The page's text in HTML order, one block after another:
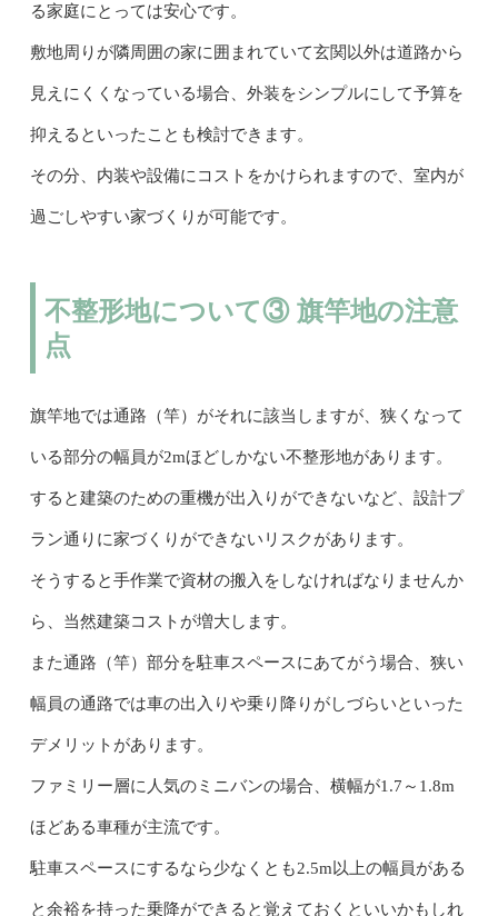
る家庭にとっては安心です。
敷地周りが隣周囲の家に囲まれていて玄関以外は道路から
見えにくくなっている場合、外装をシンプルにして予算を
抑えるといったことも検討できます。
その分、内装や設備にコストをかけられますので、室内が
過ごしやすい家づくりが可能です。
不整形地について③ 旗竿地の注意
点
旗竿地では通路（竿）がそれに該当しますが、狭くなって
いる部分の幅員が2mほどしかない不整形地があります。
すると建築のための重機が出入りができないなど、設計プ
ラン通りに家づくりができないリスクがあります。
そうすると手作業で資材の搬入をしなければなりませんか
ら、当然建築コストが増大します。
また通路（竿）部分を駐車スペースにあてがう場合、狭い
幅員の通路では車の出入りや乗り降りがしづらいといった
デメリットがあります。
ファミリー層に人気のミニバンの場合、横幅が1.7～1.8m
ほどある車種が主流です。
駐車スペースにするなら少なくとも2.5m以上の幅員がある
と余裕を持った乗降ができると覚えておくといいかもしれ